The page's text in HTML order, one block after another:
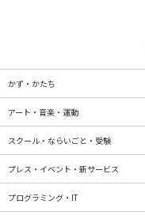
かず・かたち
アート・音楽・運動
スクール・ならいごと・受験
プレス・イベント・新サービス
プログラミング・IT